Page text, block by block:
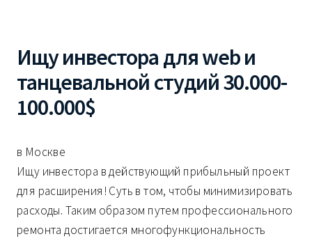
Ищу инвестора для web и
танцевальной студий 30.000-
100.000$
в Москве
Ищу инвестора в действующий прибыльный проект
для расширения! Суть в том, чтобы минимизировать
расходы. Таким образом путем профессионального
ремонта достигается многофункциональность